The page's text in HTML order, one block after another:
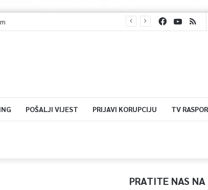
POŠALJI VIJEST PRIJAVI KORUPCIJU TV
PRATITE NAS NA